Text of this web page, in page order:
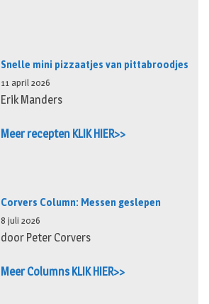
Snelle mini pizzaatjes van pittabroodjes
11 april 2026
Erik Manders
Meer recepten KLIK HIER>>
Corvers Column: Messen geslepen
8 juli 2026
door Peter Corvers
Meer Columns KLIK HIER>>